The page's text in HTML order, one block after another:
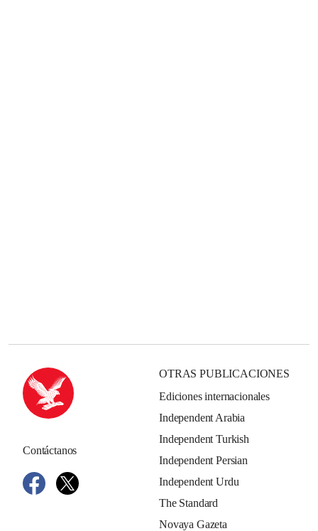
Contáctanos
OTRAS PUBLICACIONES
Ediciones internacionales
Independent Arabia
Independent Turkish
Independent Persian
Independent Urdu
The Standard
Novaya Gazeta